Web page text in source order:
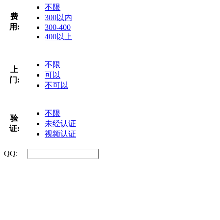
费
用:
不限
300以内
300-400
400以上
上
门:
不限
可以
不可以
验
证:
不限
未经认证
视频认证
QQ: